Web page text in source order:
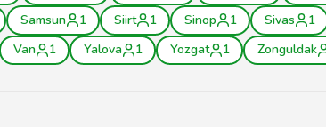
Samsun 1 Siirt 1 Sinop 1 Sivas 1
Van 1 Yalova 1 Yozgat 1 Zonguldak